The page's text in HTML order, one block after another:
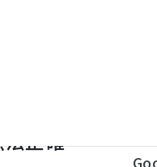
Corporation
網頁 Google Map 怎麼跑
正確